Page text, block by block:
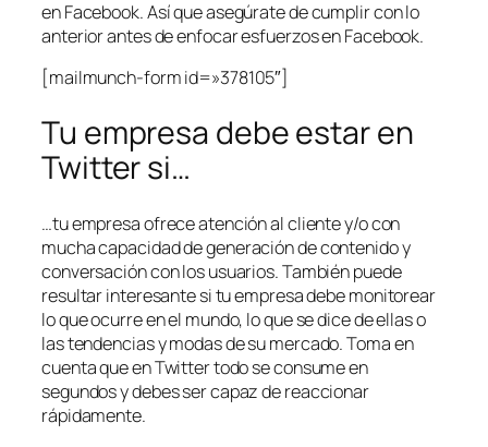
en Facebook. Así que asegúrate de cumplir con lo
anterior antes de enfocar esfuerzos en Facebook.
[mailmunch-form id=»378105″]
Tu empresa debe estar en
Twitter si…
…tu empresa ofrece atención al cliente y/o con
mucha capacidad de generación de contenido y
conversación con los usuarios. También puede
resultar interesante si tu empresa debe monitorear
lo que ocurre en el mundo, lo que se dice de ellas o
las tendencias y modas de su mercado. Toma en
cuenta que en Twitter todo se consume en
segundos y debes ser capaz de reaccionar
rápidamente.